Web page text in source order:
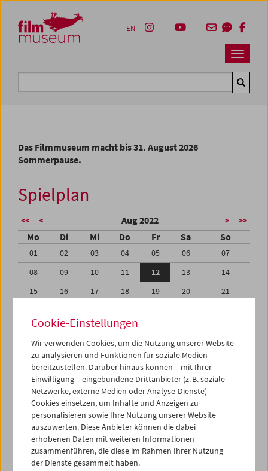
Zum Inhalt
Zum Hauptmenü
Zur Servicenavigation
Zum Suche
Navbar
EN
Das Filmmuseum macht bis 31. August 2026
Sommerpause.
Spielplan
<< < Aug 2022 > >>
Mo Di Mi Do Fr Sa So
01 02 03 04 05 06
07
08
09 10 11 12 13
14
15
16 17 18 19 20
21
29
30 31 01
05
06 07 08 09 10 11
iCalender
Programmheft-PDF
English language or subtitles
Cookie-Einstellungen
Wir verwenden Cookies, um die Nutzung unserer Website
zu analysieren und Funktionen für soziale Medien
bereitzustellen. Darüber hinaus können – mit Ihrer
Einwilligung – eingebundene Drittanbieter (z. B. soziale
Netzwerke, externe Medien oder Analyse-Dienste)
Cookies einsetzen, um Inhalte und Anzeigen zu
personalisieren sowie Ihre Nutzung unserer Website
auszuwerten. Diese Anbieter können die dabei
erhobenen Daten mit weiteren Informationen
zusammenführen, die diese im Rahmen Ihrer Nutzung
der Dienste gesammelt haben.